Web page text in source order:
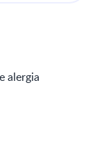
alergia